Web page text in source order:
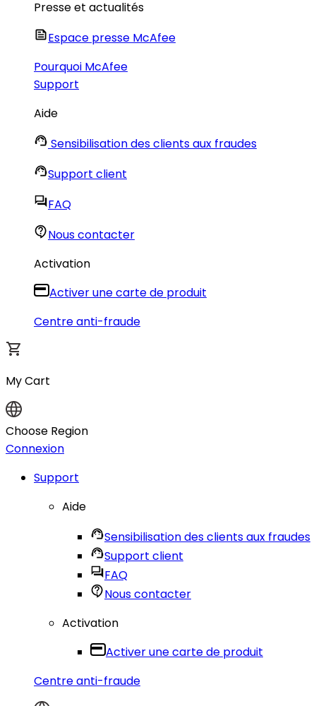
Presse et actualités
Espace presse McAfee
Pourquoi McAfee
Support
Aide
Sensibilisation des clients aux fraudes
Support client
FAQ
Nous contacter
Activation
Activer une carte de produit
Centre anti-fraude
My Cart
Choose Region
Connexion
Support
Aide
Sensibilisation des clients aux fraudes
Support client
FAQ
Nous contacter
Activation
Activer une carte de produit
Centre anti-fraude